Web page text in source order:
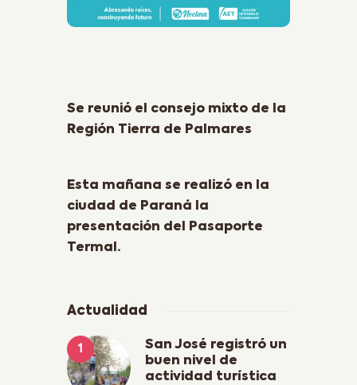
Se reunió el consejo mixto de la
Región Tierra de Palmares
Esta mañana se realizó en la
ciudad de Paraná la
presentación del Pasaporte
Termal.
Actualidad
San José registró un
buen nivel de
actividad turística